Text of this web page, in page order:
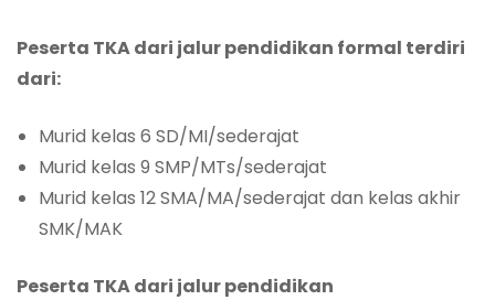
Peserta TKA dari jalur pendidikan formal terdiri
dari:
Murid kelas 6 SD/MI/sederajat
Murid kelas 9 SMP/MTs/sederajat
Murid kelas 12 SMA/MA/sederajat dan kelas akhir
SMK/MAK
Peserta TKA dari jalur pendidikan